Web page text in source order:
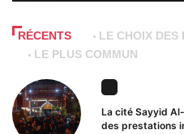
RÉCENTS
LE CHOIX DES
LE PLUS COMMUN
La cité Sayyid
des prestations